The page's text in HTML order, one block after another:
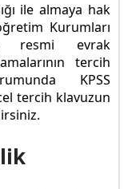
ile almaya hak
Kurumları
resmi evrak
tercih
KPSS
tercih klavuzun